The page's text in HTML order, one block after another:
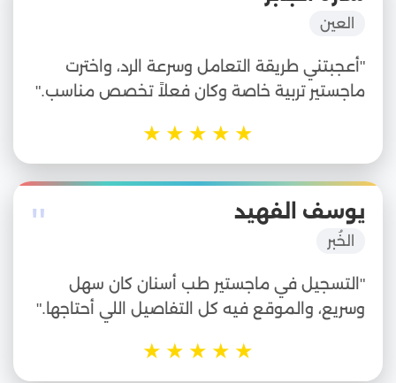
العين
"أعجبتني طريقة التعامل وسرعة الرد، واخترت
ماجستير تربية خاصة وكان فعلاً تخصص مناسب."
★
★
★
★
★
" يوسف الفهيد
الخُبر
"التسجيل في ماجستير طب أسنان كان سهل
وسريع، والموقع فيه كل التفاصيل اللي أحتاجها."
★
★
★
★
★